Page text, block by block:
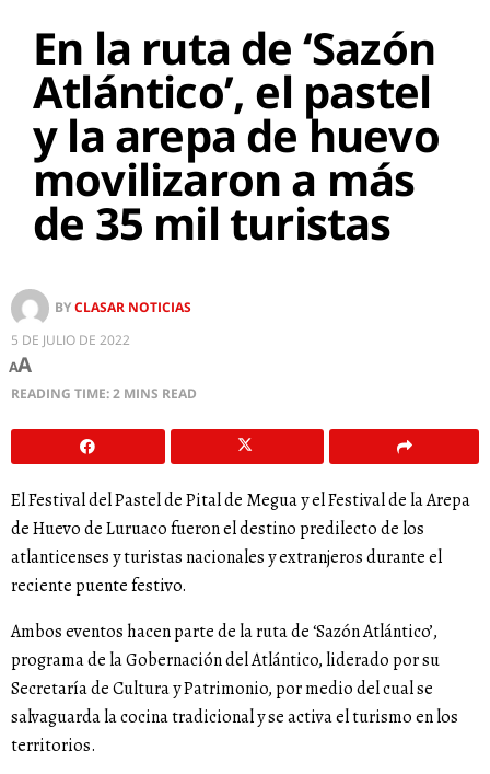
En la ruta de ‘Sazón
Atlántico’, el pastel
y la arepa de huevo
movilizaron a más
de 35 mil turistas
BYCLASAR NOTICIAS
5 DE JULIO DE 2022
AA
READING TIME: 2 MINS READ
El Festival del Pastel de Pital de Megua y el Festival de la Arepa
de Huevo de Luruaco fueron el destino predilecto de los
atlanticenses y turistas nacionales y extranjeros durante el
reciente puente festivo.
Ambos eventos hacen parte de la ruta de ‘Sazón Atlántico’,
programa de la Gobernación del Atlántico, liderado por su
Secretaría de Cultura y Patrimonio, por medio del cual se
salvaguarda la cocina tradicional y se activa el turismo en los
territorios.